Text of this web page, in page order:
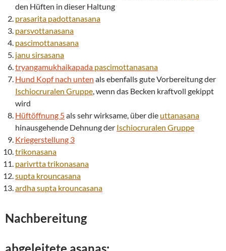
den Hüften in dieser Haltung
prasarita padottanasana
parsvottanasana
pascimottanasana
janu sirsasana
tryangamukhaikapada pascimottanasana
Hund Kopf nach unten als ebenfalls gute Vorbereitung der
Ischiocruralen Gruppe, wenn das Becken kraftvoll gekippt
wird
Hüftöffnung 5als sehr wirksame, über die uttanasana
hinausgehende Dehnung der Ischiocruralen Gruppe
Kriegerstellung 3
trikonasana
parivrttatrikonasana
supta krouncasana
ardhasupta krouncasana
Nachbereitung